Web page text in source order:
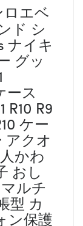
エベ
ド シ
ナイキ
グッ
ース
R10 R9
ケー
アクオ
かわ
おし
ルチ
型 カ
ン保護